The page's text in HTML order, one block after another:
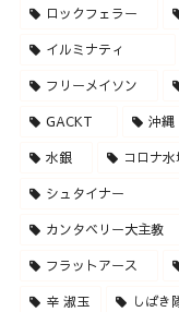
ロックフェラー
イルミナティ
フリーメイソン
GACKT 沖縄
水銀 コロナ水
シュタイナー
カンタベリー大主教
フラットアース
辛 淑玉 しばき